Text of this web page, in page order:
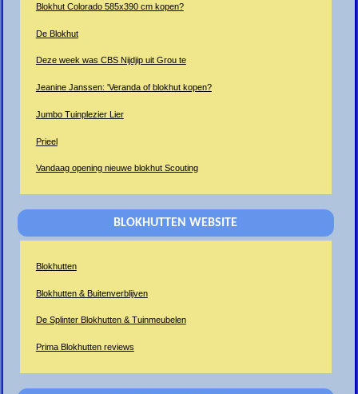
Blokhut Colorado 585x390 cm kopen?
De Blokhut
Deze week was CBS Nijdjip uit Grou te
Jeanine Janssen: 'Veranda of blokhut kopen?
Jumbo Tuinplezier Lier
Prieel
Vandaag opening nieuwe blokhut Scouting
BLOKHUTTEN WEBSITE
Blokhutten
Blokhutten & Buitenverblijven
De Splinter Blokhutten & Tuinmeubelen
Prima Blokhutten reviews